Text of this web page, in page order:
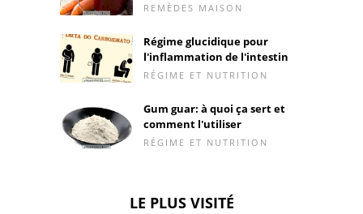
REMÈDES MAISON
Régime glucidique pour
l'inflammation de l'intestin
RÉGIME ET NUTRITION
Gum guar: à quoi ça sert et
comment l'utiliser
RÉGIME ET NUTRITION
LE PLUS VISITÉ